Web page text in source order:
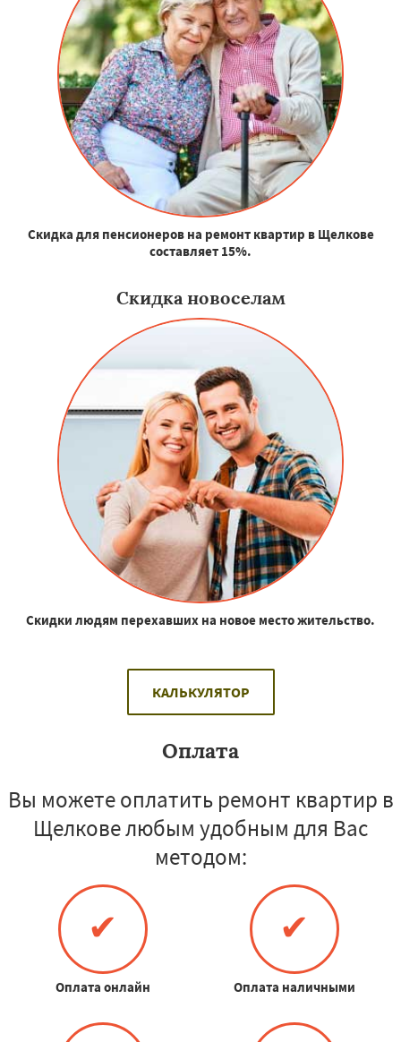
Скидка для пенсионеров на ремонт квартир в Щелкове
составляет 15%.
Скидка новоселам
Скидки людям перехавших на новое место жительство.
КАЛЬКУЛЯТОР
Оплата
Вы можете оплатить ремонт квартир в
Щелкове любым удобным для Вас
методом:
✔
Оплата онлайн
✔
Оплата наличными